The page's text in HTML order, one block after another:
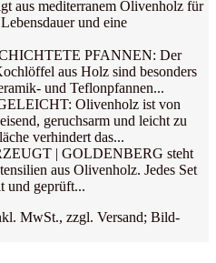
aus mediterranem Olivenholz für
und eine
PFANNEN: Der
aus Holz sind besonders
und Teflonpfannen...
Olivenholz ist von
geruchsarm und leicht zu
verhindert das...
| GOLDENBERG steht
aus Olivenholz. Jedes Set
und geprüft...
MwSt., zzgl. Versand; Bild-